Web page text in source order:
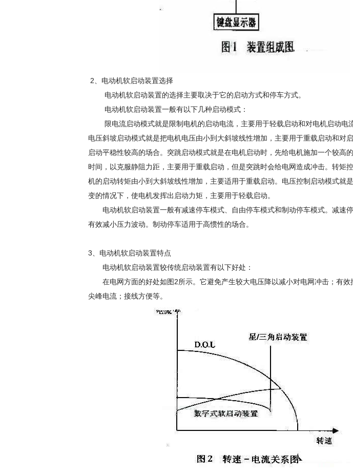
2、电动机软启动装置选择
电动机软启动装置的选择主要取决于它的启动方式和停车方式。
电动机软启动装置一般有以下几种启动模式：
限电流启动模式就是限制电机的启动电流，主要用于轻载启动和对电机启动电流
电压斜坡启动模式就是把电机电压由小到大斜坡线性增加，主要用于重载启动和对
启动平稳性较高的场合。突跳启动模式就是在电机启动时，先给电机施加一个较高
时间，以克服静阻力距，主要用于重载启动，但是突跳时会给电网造成冲击。转矩
机的启动转矩由小到大斜坡线性增加，主要适用于重载启动。电压控制启动模式就
变的情况下，使电机发挥出启动力矩，主要用于轻载启动。
电动机软启动装置一般有减速停车模式、自由停车模式和制动停车模式。减速
有效减小压力波动。制动停车适用于高惯性的场合。
3、电动机软启动装置特点
电动机软启动装置较传统启动装置有以下好处：
在电网方面的好处如图2所示。它避免产生较大电压降以减小对电网冲击；有效
尖峰电流；接线方便等。